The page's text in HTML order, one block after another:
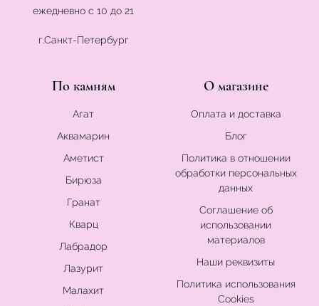
ежедневно с 10 до 21
г.Санкт-Петербург
По камням
Агат
Аквамарин
Аметист
Бирюза
Гранат
Кварц
Лабрадор
Лазурит
Малахит
О магазине
Оплата и доставка
Блог
Политика в отношении
обработки персональных
данных
Соглашение об
использовании
материалов
Наши реквизиты
Политика использования
Cookies